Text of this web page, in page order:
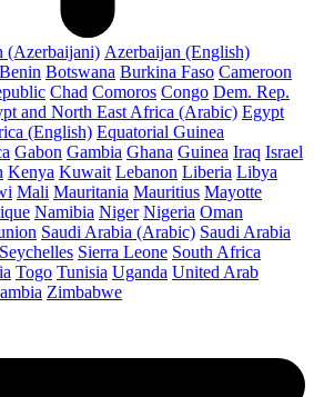
(Azerbaijani) Azerbaijan (English)
Benin Botswana Burkina Faso Cameroon
Chad Comoros Congo Dem. Rep.
and North East Africa (Arabic) Egypt
(English) Equatorial Guinea
Gabon Gambia Ghana Guinea Iraq Israel
Kenya Kuwait Lebanon Liberia Libya
Mali Mauritania Mauritius Mayotte
Namibia Niger Nigeria Oman
Saudi Arabia (Arabic) Saudi Arabia
Seychelles Sierra Leone South Africa
Togo Tunisia Uganda United Arab
Zimbabwe